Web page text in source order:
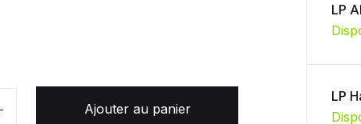
Ajouter au panier
LP
LP